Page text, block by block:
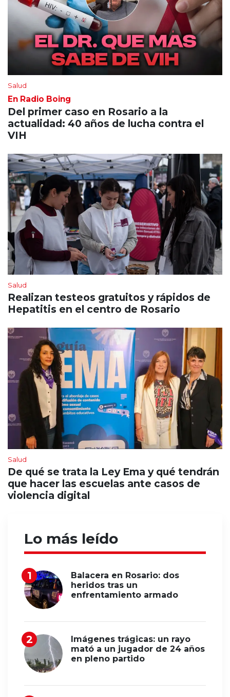
Salud
En Radio Boing
Del primer caso en Rosario a la
actualidad: 40 años de lucha contra el
VIH
Salud
Realizan testeos gratuitos y rápidos de
Hepatitis en el centro de Rosario
Salud
De qué se trata la Ley Ema y qué tendrán
que hacer las escuelas ante casos de
violencia digital
Lo más leído
Balacera en Rosario: dos
heridos tras un
enfrentamiento armado
Imágenes trágicas: un rayo
mató a un jugador de 24 años
en pleno partido